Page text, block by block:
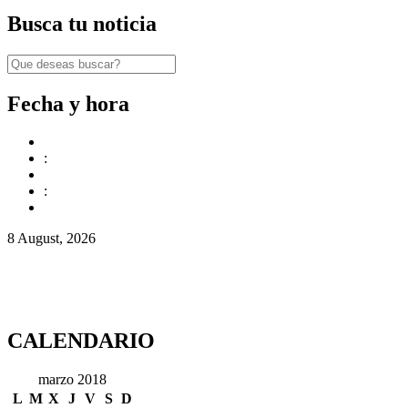
Busca tu noticia
Fecha y hora
:
:
8 August, 2026
CALENDARIO
marzo 2018
L M X J V S D